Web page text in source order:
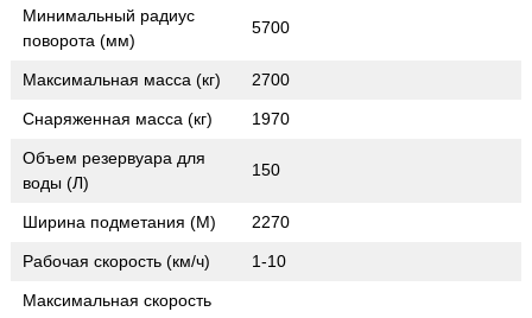
Минимальный радиус
поворота (мм)
5700
Максимальная масса (кг) 2700
Снаряженная масса (кг) 1970
Объем резервуара для
воды (Л)
150
Ширина подметания (М) 2270
Рабочая скорость (км/ч) 1-10
Максимальная скорость